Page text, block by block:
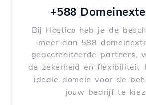
+588
Bij Hostico heb je de
meer dan 588
geaccrediteerde partners,
de zekerheid en flexibiliteit
ideale domein voor de
jouw bedrijf te